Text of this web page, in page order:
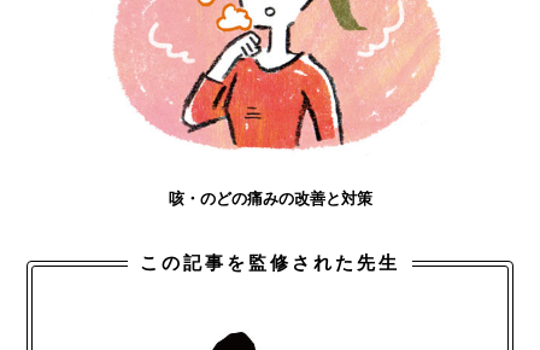
咳・のどの痛みの改善と対策
この記事を監修された先生